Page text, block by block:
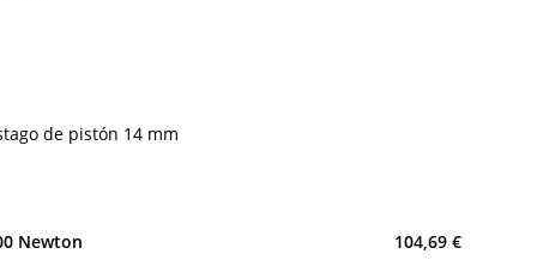
de pistón 14 mm
Newton
104,69 €